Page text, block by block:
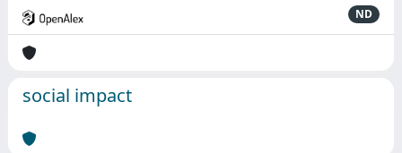
ND
social impact